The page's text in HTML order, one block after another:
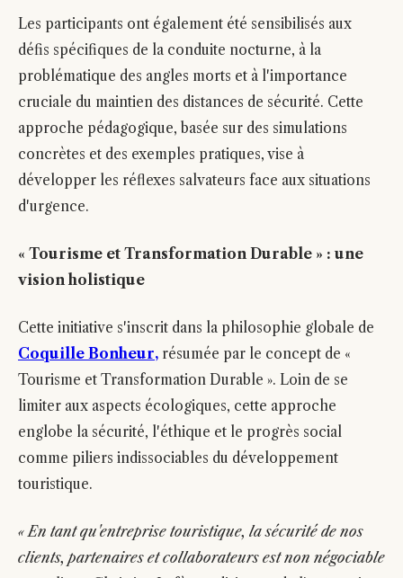
Les participants ont également été sensibilisés aux
défis spécifiques de la conduite nocturne, à la
problématique des angles morts et à l'importance
cruciale du maintien des distances de sécurité. Cette
approche pédagogique, basée sur des simulations
concrètes et des exemples pratiques, vise à
développer les réflexes salvateurs face aux situations
d'urgence.
« Tourisme et Transformation Durable » : une
vision holistique
Cette initiative s'inscrit dans la philosophie globale de
Coquille Bonheur, résumée par le concept de «
Tourisme et Transformation Durable ». Loin de se
limiter aux aspects écologiques, cette approche
englobe la sécurité, l'éthique et le progrès social
comme piliers indissociables du développement
touristique.
« En tant qu'entreprise touristique, la sécurité de nos
clients, partenaires et collaborateurs est non négociable